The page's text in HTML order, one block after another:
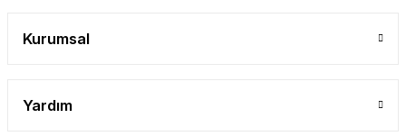
Kurumsal
Yardım